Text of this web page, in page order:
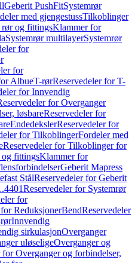
Geberit PushFitSystemrør
med gjengestussTilkoblinger
og fittingsKlammer for
Systemrør multilayerSystemrør
for
for
AlbueT-rørReservedeler for T-
for Innvendig
for Overganger
løsbareReservedeler for
EndedekslerReservedeler for
for TilkoblingerFordeler med
Reservedeler for Tilkoblinger for
fittingsKlammer for
Geberit Mapress
StålReservedeler for Geberit
Reservedeler for Systemrør
for
ReduksjonerBendReservedeler
Innvendig
sirkulasjonOverganger
uløseligeOverganger og
for Overganger og forbindelser,